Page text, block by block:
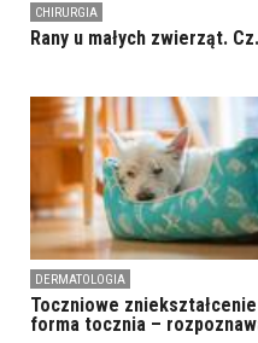
CHIRURGIA
Rany u małych zwierząt.
DERMATOLOGIA
Toczniowe
forma tocznia –